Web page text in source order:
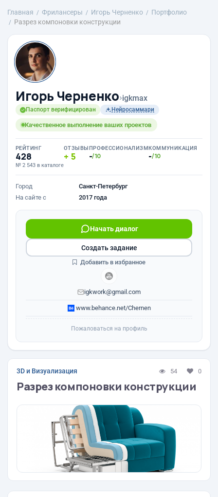
Главная Фрилансеры Игорь Черненко
Портфолио
Разрез компоновки конструкции
Игорь Черненко›igkmax
Паспорт верифицирован Нейросаммари
Качественное выполнение ваших проектов
РЕЙТИНГ
428
№ 2 543 в каталоге
ОТЗЫВЫ
5
ПРОФЕССИОНАЛИЗМ
-/10
КОММУНИКАЦИЯ
-/10
Город
Санкт-Петербург
На сайте с
2017 года
Начать диалог
igkwork@gmail.com
www.behance.net/Chernen
Создать задание
Добавить в избранное
Пожаловаться на профиль
3D и Визуализация 54 0
Разрез компоновки конструкции